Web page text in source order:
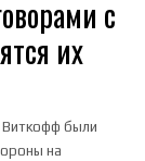
с
их
были
на